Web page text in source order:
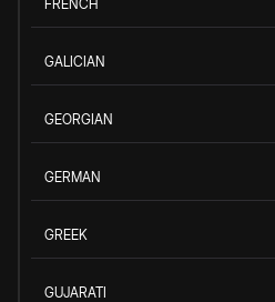
FRENCH
GALICIAN
GEORGIAN
GERMAN
GREEK
GUJARATI